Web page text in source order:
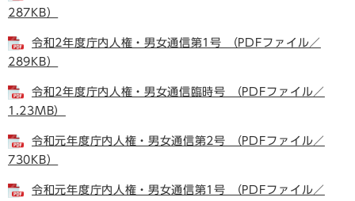
287KB）
令和2年度庁内人権・男女通信第1号 （PDFファイル／
289KB）
令和2年度庁内人権・男女通信臨時号 （PDFファイル／
1.23MB）
令和元年度庁内人権・男女通信第2号 （PDFファイル／
730KB）
令和元年度庁内人権・男女通信第1号 （PDFファイル／